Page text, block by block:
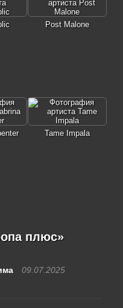
Post Malone
Tame Impala
плюс»
09.07.2025